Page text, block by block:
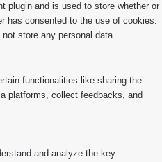
plugin and is used to store whether or
has consented to the use of cookies.
not store any personal data.
functionalities like sharing the
platforms, collect feedbacks, and
and analyze the key